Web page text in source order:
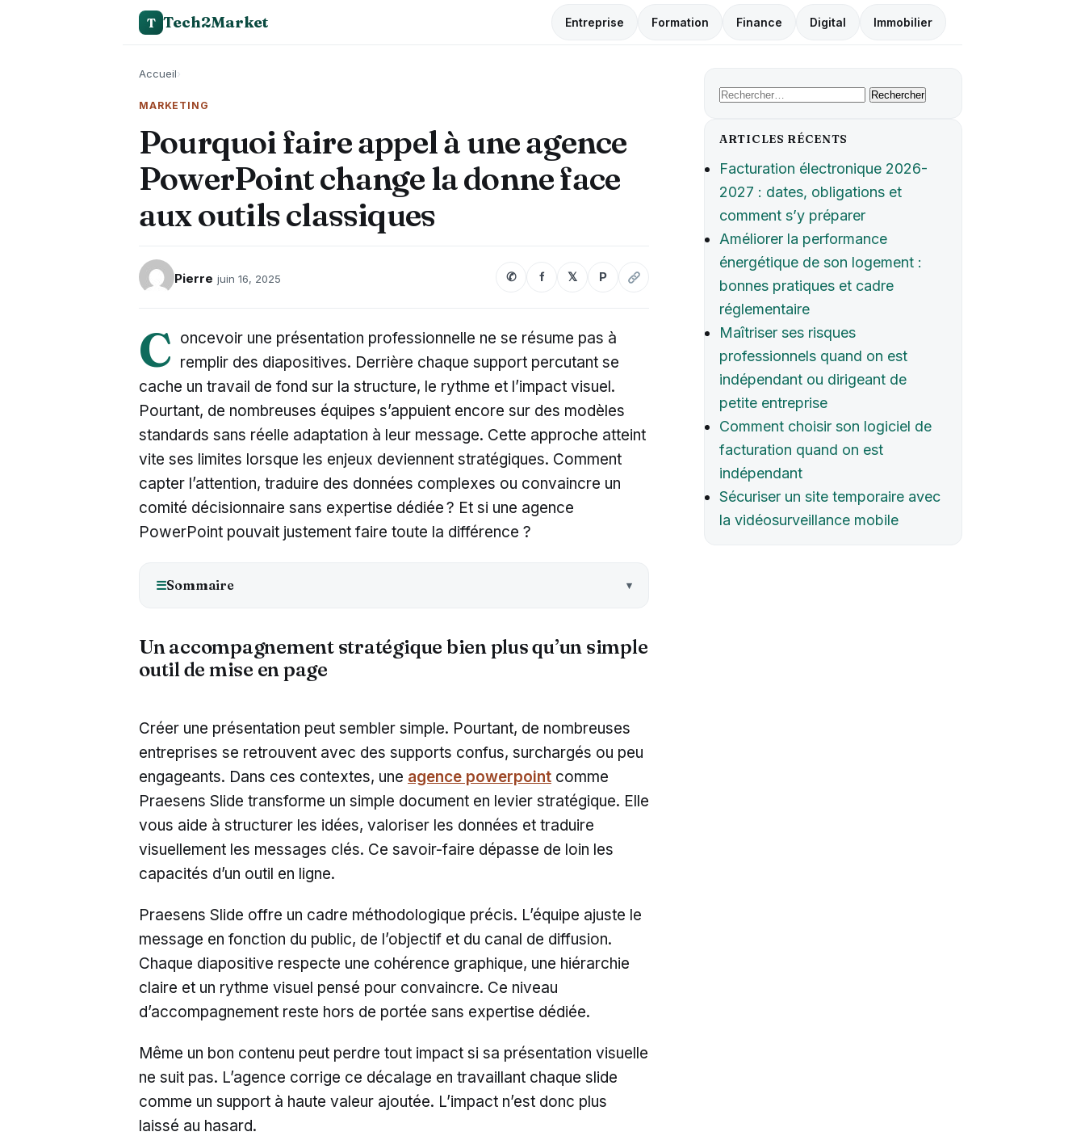
T Tech2Market Entreprise Formation Finance Digital Immobilier
Accueil›
MARKETING
Pourquoi faire appel à une agence
PowerPoint change la donne face
aux outils classiques
Pierre juin 16, 2025 ✆ f 𝕏 P
C oncevoir une présentation professionnelle ne se résume pas à
remplir des diapositives. Derrière chaque support percutant se
cache un travail de fond sur la structure, le rythme et l’impact visuel.
Pourtant, de nombreuses équipes s’appuient encore sur des modèles
standards sans réelle adaptation à leur message. Cette approche atteint
vite ses limites lorsque les enjeux deviennent stratégiques. Comment
capter l’attention, traduire des données complexes ou convaincre un
comité décisionnaire sans expertise dédiée ? Et si une agence
PowerPoint pouvait justement faire toute la différence ?
☰Sommaire
Un accompagnement stratégique bien plus qu’un simple
outil de mise en page
Créer une présentation peut sembler simple. Pourtant, de nombreuses
entreprises se retrouvent avec des supports confus, surchargés ou peu
engageants. Dans ces contextes, une agence powerpoint comme
Praesens Slide transforme un simple document en levier stratégique. Elle
vous aide à structurer les idées, valoriser les données et traduire
visuellement les messages clés. Ce savoir-faire dépasse de loin les
capacités d’un outil en ligne.
Praesens Slide offre un cadre méthodologique précis. L’équipe ajuste le
message en fonction du public, de l’objectif et du canal de diffusion.
Chaque diapositive respecte une cohérence graphique, une hiérarchie
claire et un rythme visuel pensé pour convaincre. Ce niveau
d’accompagnement reste hors de portée sans expertise dédiée.
Même un bon contenu peut perdre tout impact si sa présentation visuelle
ne suit pas. L’agence corrige ce décalage en travaillant chaque slide
comme un support à haute valeur ajoutée. L’impact n’est donc plus
laissé au hasard.
Rechercher :
ARTICLES RÉCENTS
Facturation électronique 2026-
2027 : dates, obligations et
comment s’y préparer
Améliorer la performance
énergétique de son logement :
bonnes pratiques et cadre
réglementaire
Maîtriser ses risques
professionnels quand on est
indépendant ou dirigeant de
petite entreprise
Comment choisir son logiciel de
facturation quand on est
indépendant
Sécuriser un site temporaire avec
la vidéosurveillance mobile